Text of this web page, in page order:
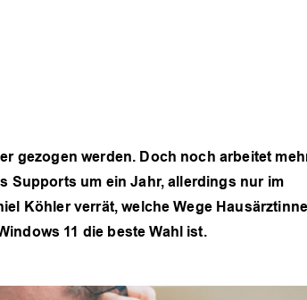
gezogen werden. Doch noch arbeitet
Supports um ein Jahr, allerdings nur im
Köhler verrät, welche Wege
11 die beste Wahl ist.